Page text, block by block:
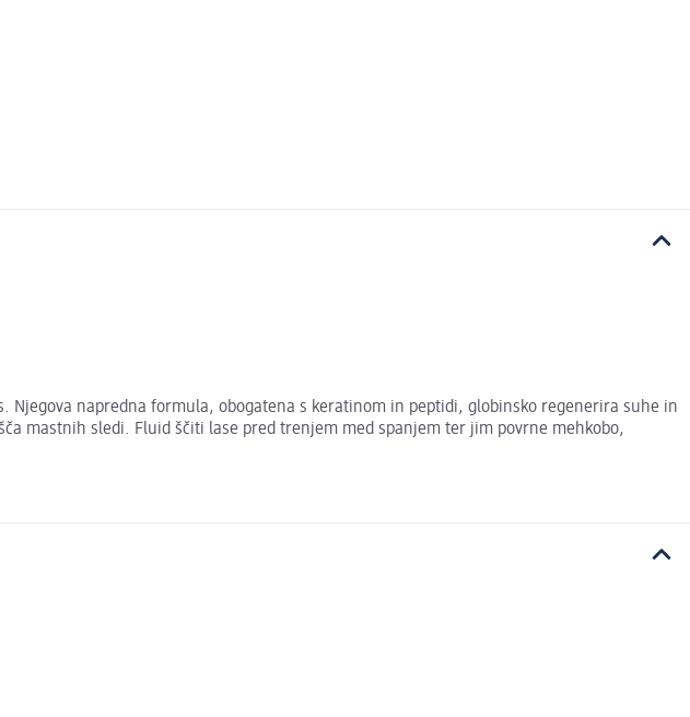
Njegova napredna formula, obogatena s keratinom in peptidi, globinsko regenerira suhe in
mastnih sledi. Fluid ščiti lase pred trenjem med spanjem ter jim povrne mehkobo,